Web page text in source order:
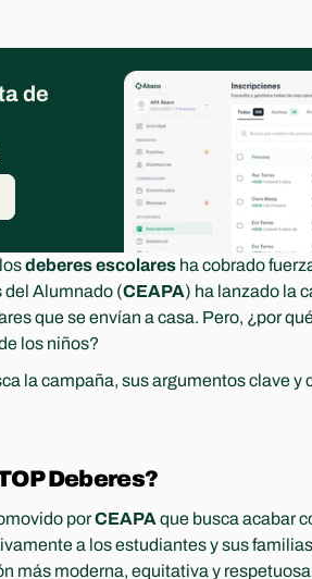
de
deberes escolares ha cobrado
del Alumnado (CEAPA) ha lanzado la
que se envían a casa. Pero, ¿por
los niños?
la campaña, sus argumentos clave y
Deberes?
por CEAPA que busca acabar
a los estudiantes y sus
más moderna, equitativa y